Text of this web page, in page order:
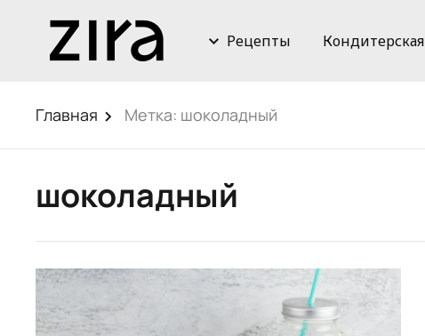
Рецепты Кондитерская
Главная Метка: шоколадный
шоколадный